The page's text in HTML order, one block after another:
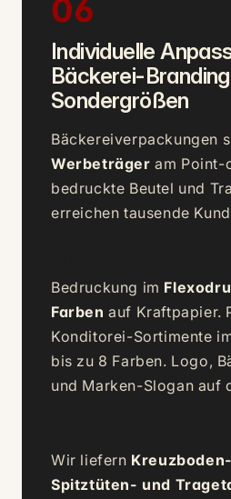
06
Individuelle
Bäckerei-
Sondergrößen
Bäckereiverpackungen
Werbeträger am
bedruckte Beutel und
erreichen tausende
Bedruckung im
Farben auf Kraftpapier.
Konditorei-Sortimente
bis zu 8 Farben. Logo,
und Marken-Slogan auf
Wir liefern
Spitztüten- und